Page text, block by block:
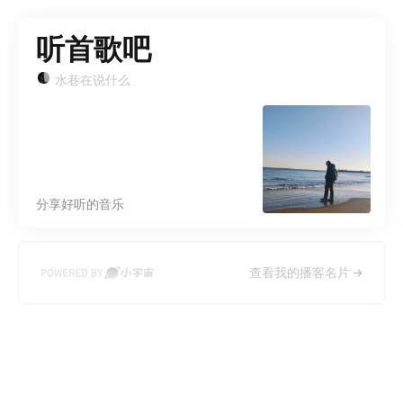
听首歌吧
水巷在说什么
分享好听的音乐
查看我的播客名片